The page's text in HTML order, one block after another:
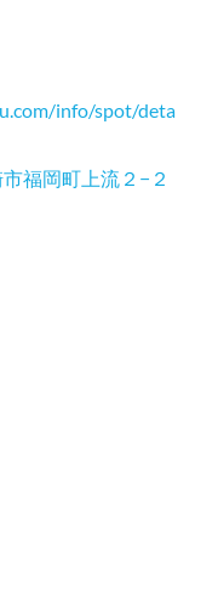
info/spot/deta
福岡町上流２−２